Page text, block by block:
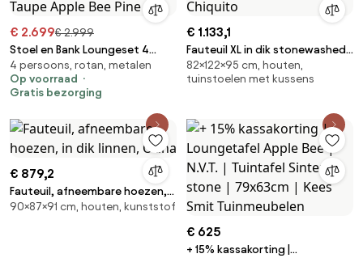
€ 2.699€ 2.999
Stoel en Bank Loungeset 4
personen Aluminium Taupe
Apple Bee Pine
4 persoons, rotan, metalen
Op voorraad
Gratis bezorging
€ 1.133,1
Fauteuil XL in dik stonewashed
linnen, Neo Chiquito
82×122×95 cm, houten,
tuinstoelen met kussens
€ 879,2
Fauteuil, afneembare hoezen,
in dik linnen, Odna
90×87×91 cm, houten, kunststof
€ 625
+ 15% kassakorting |